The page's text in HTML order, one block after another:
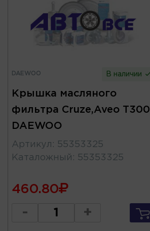
DAEWOO В наличии
Крышка масляного
фильтра Cruze,Aveo T300
DAEWOO
Артикул : 55353325
Каталожный : 55353325
460.80
- +